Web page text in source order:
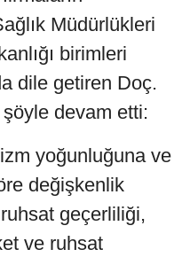
Müdürlükleri
birimleri
dile getiren Doç.
devam etti:
yoğunluğuna ve
değişkenlik
geçerliliği,
ve ruhsat